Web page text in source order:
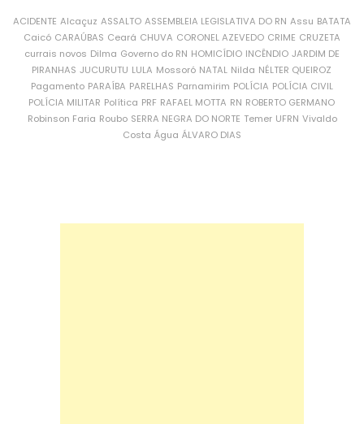
ACIDENTE Alcaçuz ASSALTO ASSEMBLEIA LEGISLATIVA DO RN Assu BATATA
Caicó CARAÚBAS Ceará CHUVA CORONEL AZEVEDO CRIME CRUZETA
currais novos Dilma Governo do RN HOMICÍDIO INCÊNDIO JARDIM DE
PIRANHAS JUCURUTU LULA Mossoró NATAL Nilda NÉLTER QUEIROZ
Pagamento PARAÍBA PARELHAS Parnamirim POLÍCIA POLÍCIA CIVIL
POLÍCIA MILITAR Política PRF RAFAEL MOTTA RN ROBERTO GERMANO
Robinson Faria Roubo SERRA NEGRA DO NORTE Temer UFRN Vivaldo
Costa Água ÁLVARO DIAS